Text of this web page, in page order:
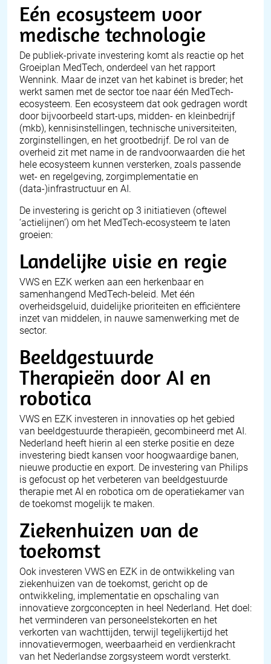
Eén ecosysteem voor
medische technologie
De publiek-private investering komt als reactie op het
Groeiplan MedTech, onderdeel van het rapport
Wennink. Maar de inzet van het kabinet is breder; het
werkt samen met de sector toe naar één MedTech-
ecosysteem. Een ecosysteem dat ook gedragen wordt
door bijvoorbeeld start-ups, midden- en kleinbedrijf
(mkb), kennisinstellingen, technische universiteiten,
zorginstellingen, en het grootbedrijf. De rol van de
overheid zit met name in de randvoorwaarden die het
hele ecosysteem kunnen versterken, zoals passende
wet- en regelgeving, zorgimplementatie en
(data-)infrastructuur en AI.
De investering is gericht op 3 initiatieven (oftewel
‘actielijnen’) om het MedTech-ecosysteem te laten
groeien:
Landelijke visie en regie
VWS en EZK werken aan een herkenbaar en
samenhangend MedTech-beleid. Met één
overheidsgeluid, duidelijke prioriteiten en efficiëntere
inzet van middelen, in nauwe samenwerking met de
sector.
Beeldgestuurde
Therapieën door AI en
robotica
VWS en EZK investeren in innovaties op het gebied
van beeldgestuurde therapieën, gecombineerd met AI.
Nederland heeft hierin al een sterke positie en deze
investering biedt kansen voor hoogwaardige banen,
nieuwe productie en export. De investering van Philips
is gefocust op het verbeteren van beeldgestuurde
therapie met AI en robotica om de operatiekamer van
de toekomst mogelijk te maken.
Ziekenhuizen van de
toekomst
Ook investeren VWS en EZK in de ontwikkeling van
ziekenhuizen van de toekomst, gericht op de
ontwikkeling, implementatie en opschaling van
innovatieve zorgconcepten in heel Nederland. Het doel:
het verminderen van personeelstekorten en het
verkorten van wachttijden, terwijl tegelijkertijd het
innovatievermogen, weerbaarheid en verdienkracht
van het Nederlandse zorgsysteem wordt versterkt.